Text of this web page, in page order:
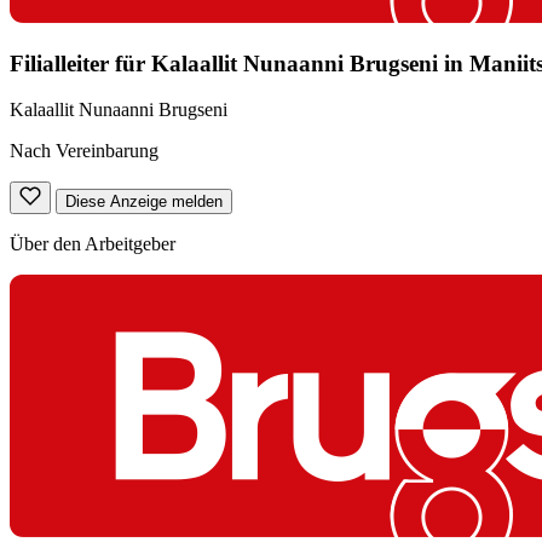
Filialleiter für Kalaallit Nunaanni Brugseni in
Kalaallit Nunaanni Brugseni
Nach Vereinbarung
Diese Anzeige melden
Über den Arbeitgeber